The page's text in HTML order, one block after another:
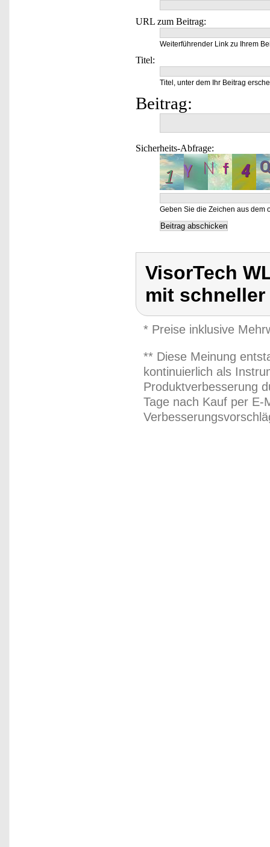
URL zum Beitrag:
Weiterführender Link zu Ihrem
Titel:
Titel, unter dem Ihr Beitrag
Beitrag:
Sicherheits-Abfrage:
Geben Sie die Zeichen aus dem
VisorTech
mit
* Preise inklusive
** Diese Meinung
kontinuierlich als
Produktverbesserung
Tage nach Kauf per E-